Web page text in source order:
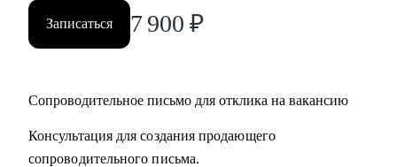
Записаться 7 900 ₽
Сопроводительное письмо для отклика на вакансию
Консультация для создания продающего
сопроводительного письма.